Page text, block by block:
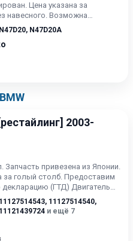
Цена указана за
навесного. Возможна
Цену в сборе уточ...
N47D20, N47D20A
2003-
Запчасть привезена из Японии.
за голый столб. Предоставим
(ГТД) Двигатель
BMW M54B30 Двиг...
11127514543, 11127514540,
11121439724 и ещё 7